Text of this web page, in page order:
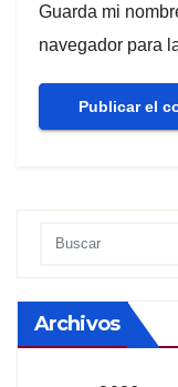
Guarda mi
navegador para
Archivos